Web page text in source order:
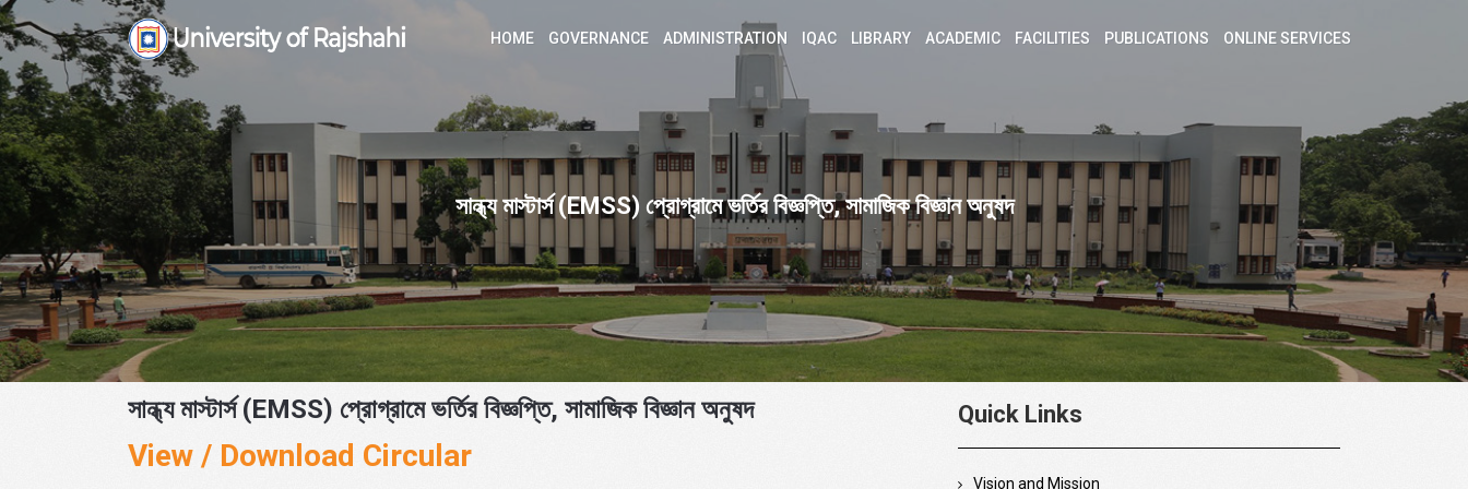
Skip
to
content
HOME GOVERNANCE ADMINISTRATION IQAC LIBRARY ACADEMIC FACILITIES PUBLICATIONS ONLINE SERVICES
সান্ধ্য মাস্টার্স (EMSS) প্রোগ্রামে ভর্তির বিজ্ঞপ্তি, সামাজিক বিজ্ঞান অনুষদ
সান্ধ্য মাস্টার্স (EMSS) প্রোগ্রামে ভর্তির বিজ্ঞপ্তি, সামাজিক বিজ্ঞান অনুষদ
View / Download Circular
Quick Links
Vision and Mission